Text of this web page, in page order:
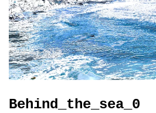
Behind_the_sea_0